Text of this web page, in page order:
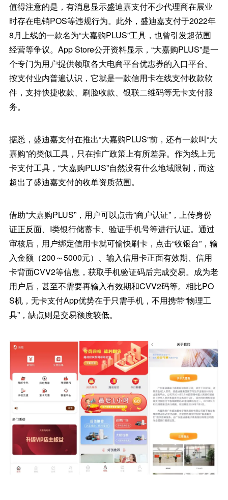
值得注意的是，有消息显示盛迪嘉支付不少代理商在展业
时存在电销POS等违规行为。此外，盛迪嘉支付于2022年
8月上线的一款名为“大嘉购PLUS”工具，也曾引发超范围
经营等争议。App Store公开资料显示，“大嘉购PLUS”是一
个专门为用户提供领取各大电商平台优惠券的入口平台。
按支付业内普遍认识，它就是一款信用卡在线支付收款软
件，支持快捷收款、刷脸收款、银联二维码等无卡支付服
务。
据悉，盛迪嘉支付在推出“大嘉购PLUS”前，还有一款叫“大
嘉购”的类似工具，只在推广政策上有所差异。作为线上无
卡支付工具，“大嘉购PLUS”自然没有什么地域限制，而这
超出了盛迪嘉支付的收单资质范围。
借助“大嘉购PLUS”，用户可以点击“商户认证”，上传身份
证正反面、I类银行储蓄卡、验证手机号等进行认证。通过
审核后，用户绑定信用卡就可愉快刷卡，点击“收银台”，输
入金额（200～5000元）、输入信用卡正面有效期、信用
卡背面CVV2等信息，获取手机验证码后完成交易。成为老
用户后，甚至不需要再输入有效期和CVV2码等。相比PO
S机，无卡支付App优势在于只需手机，不用携带“物理工
具”，缺点则是交易额度较低。